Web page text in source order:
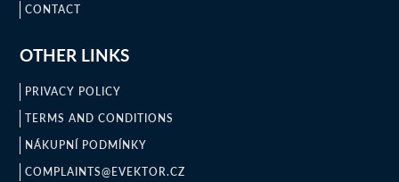
CONTACT
OTHER LINKS
PRIVACY POLICY
TERMS AND CONDITIONS
NÁKUPNÍ PODMÍNKY
COMPLAINTS@EVEKTOR.CZ